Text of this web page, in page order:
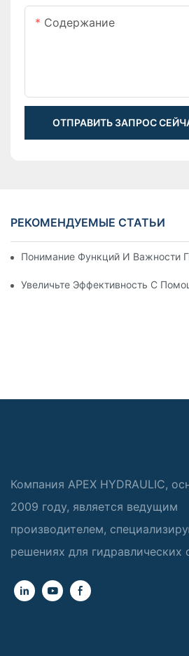
Содержание
ОТПРАВИТЬ ЗАПРОС
РЕКОМЕНДУЕМЫЕ СТАТЬИ
Понимание Функций И Важности
Увеличьте Эффективность С
Компания APEX HYDRAULIC,
2009 году, является ведущим
производителем,
решениях для гидравлических